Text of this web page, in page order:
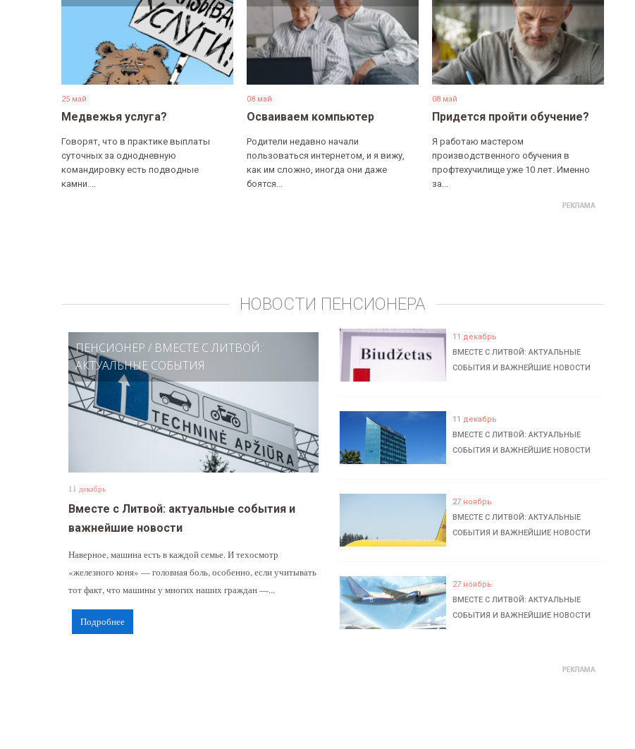
25 май
Медвежья услуга?
Говорят, что в практике выплаты
суточных за однодневную
командировку есть подводные
камни....
08 май
Осваиваем компьютер
Родители недавно начали
пользоваться интернетом, и я вижу,
как им сложно, иногда они даже
боятся...
08 май
Придется пройти обучение?
Я работаю мастером
производственного обучения в
профтехучилище уже 10 лет. Именно
за...
НОВОСТИ ПЕНСИОНЕРА
ПЕНСИОНЕР / ВМЕСТЕ С ЛИТВОЙ:
АКТУАЛЬНЫЕ СОБЫТИЯ
11 декабрь
Вместе с Литвой: актуальные события и
важнейшие новости
Наверное, машина есть в каждой семье. И техосмотр
«железного коня» — головная боль, особенно, если учитывать
тот факт, что машины у многих наших граждан —...
Подробнее
11 декабрь
ВМЕСТЕ С ЛИТВОЙ: АКТУАЛЬНЫЕ
СОБЫТИЯ И ВАЖНЕЙШИЕ НОВОСТИ
11 декабрь
ВМЕСТЕ С ЛИТВОЙ: АКТУАЛЬНЫЕ
СОБЫТИЯ И ВАЖНЕЙШИЕ НОВОСТИ
27 ноябрь
ВМЕСТЕ С ЛИТВОЙ: АКТУАЛЬНЫЕ
СОБЫТИЯ И ВАЖНЕЙШИЕ НОВОСТИ
27 ноябрь
ВМЕСТЕ С ЛИТВОЙ: АКТУАЛЬНЫЕ
СОБЫТИЯ И ВАЖНЕЙШИЕ НОВОСТИ